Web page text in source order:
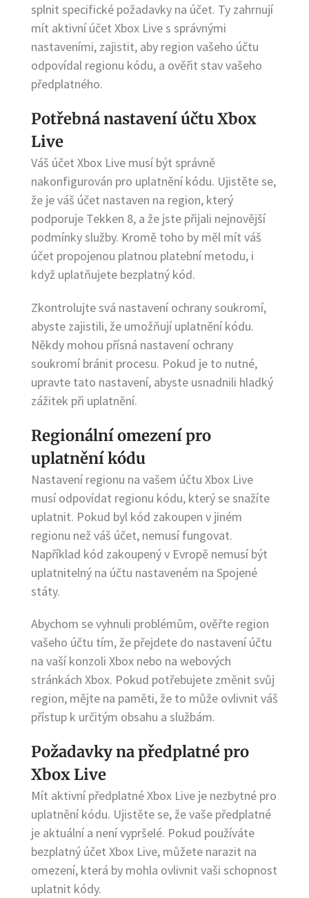
splnit specifické požadavky na účet. Ty zahrnují
mít aktivní účet Xbox Live s správnými
nastaveními, zajistit, aby region vašeho účtu
odpovídal regionu kódu, a ověřit stav vašeho
předplatného.
Potřebná nastavení účtu Xbox
Live
Váš účet Xbox Live musí být správně
nakonfigurován pro uplatnění kódu. Ujistěte se,
že je váš účet nastaven na region, který
podporuje Tekken 8, a že jste přijali nejnovější
podmínky služby. Kromě toho by měl mít váš
účet propojenou platnou platební metodu, i
když uplatňujete bezplatný kód.
Zkontrolujte svá nastavení ochrany soukromí,
abyste zajistili, že umožňují uplatnění kódu.
Někdy mohou přísná nastavení ochrany
soukromí bránit procesu. Pokud je to nutné,
upravte tato nastavení, abyste usnadnili hladký
zážitek při uplatnění.
Regionální omezení pro
uplatnění kódu
Nastavení regionu na vašem účtu Xbox Live
musí odpovídat regionu kódu, který se snažíte
uplatnit. Pokud byl kód zakoupen v jiném
regionu než váš účet, nemusí fungovat.
Například kód zakoupený v Evropě nemusí být
uplatnitelný na účtu nastaveném na Spojené
státy.
Abychom se vyhnuli problémům, ověřte region
vašeho účtu tím, že přejdete do nastavení účtu
na vaší konzoli Xbox nebo na webových
stránkách Xbox. Pokud potřebujete změnit svůj
region, mějte na paměti, že to může ovlivnit váš
přístup k určitým obsahu a službám.
Požadavky na předplatné pro
Xbox Live
Mít aktivní předplatné Xbox Live je nezbytné pro
uplatnění kódu. Ujistěte se, že vaše předplatné
je aktuální a není vypršelé. Pokud používáte
bezplatný účet Xbox Live, můžete narazit na
omezení, která by mohla ovlivnit vaši schopnost
uplatnit kódy.